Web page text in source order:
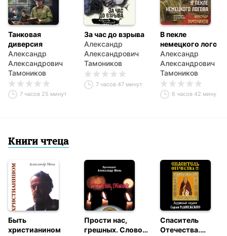
Танковая
диверсия
Александр
Александрович
Тамоников
7 часов 25 минут
За час до взрыва
Александр
Александрович
Тамоников
7 часов 47 минут
В пекле
немецкого логова
Александр
Александрович
Тамоников
6 часов 42 минуты
Книги чтеца
Быть
христианином
Прости нас,
грешных. Слово
Спаситель
Отечества.